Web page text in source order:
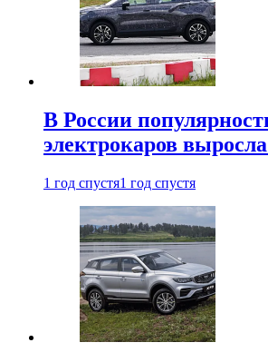
В России
электрокаров
1 год спустя1 год спустя